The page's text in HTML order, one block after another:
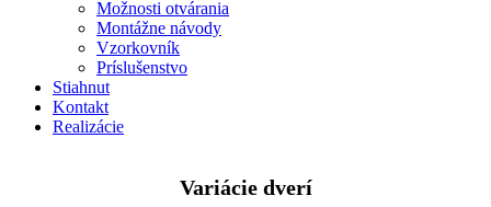
Možnosti otvárania
Montážne návody
Vzorkovník
Príslušenstvo
Stiahnut
Kontakt
Realizácie
Variácie dverí